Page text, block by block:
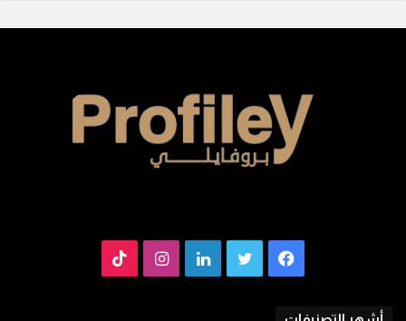
فيسبوكتويتر لينكدإن انستقرام